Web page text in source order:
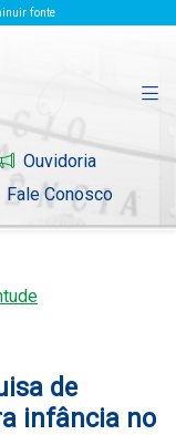
fonte
Ouvidoria
Fale Conosco
de
infância no